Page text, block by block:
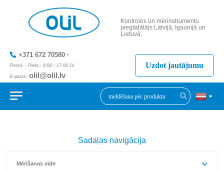
Kontroles un mērinstrumentu
piegādātājs Latvijā, Igaunijā un
Lietuvā.
+371 672 70580
Pirmd. - Piekt.: 9:00 - 17:00 LV
E-pasts: olil@olil.lv
+371 287 11411
Uzdot jautājumu
Sadaļas navigācija
Mērīšanas vide